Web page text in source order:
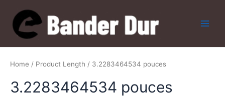
content
Home / Product Length / 3.2283464534 pouces
3.2283464534 pouces